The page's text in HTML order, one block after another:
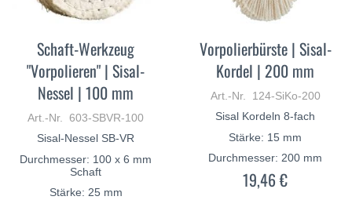
Schaft-Werkzeug
"Vorpolieren" | Sisal-
Nessel | 100 mm
Art.-Nr. 603-SBVR-100
Sisal-Nessel SB-VR
Durchmesser: 100 x 6 mm
Schaft
Stärke: 25 mm
Vorpolierbürste | Sisal-
Kordel | 200 mm
Art.-Nr. 124-SiKo-200
Sisal Kordeln 8-fach
Stärke: 15 mm
Durchmesser: 200 mm
19,46 €